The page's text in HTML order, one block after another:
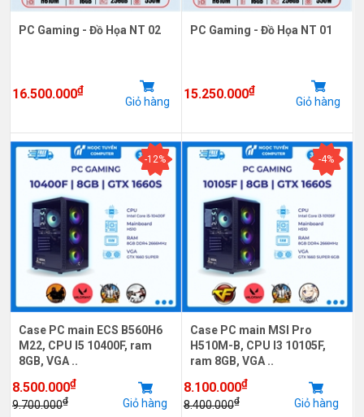
PC Gaming - Đồ Họa NT 02
16.500.000₫
Giỏ hàng
PC Gaming - Đồ Họa NT 01
15.250.000₫
Giỏ hàng
-12%
Case PC main ECS B560H6
M22, CPU I5 10400F, ram
8GB, VGA ..
8.500.000₫
9.700.000₫ Giỏ hàng
-4%
Case PC main MSI Pro
H510M-B, CPU I3 10105F,
ram 8GB, VGA ..
8.100.000₫
8.400.000₫ Giỏ hàng